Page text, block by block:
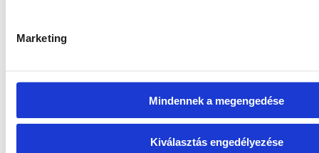
Marketing
Mindennek a megengedése
Kiválasztás engedélyezése